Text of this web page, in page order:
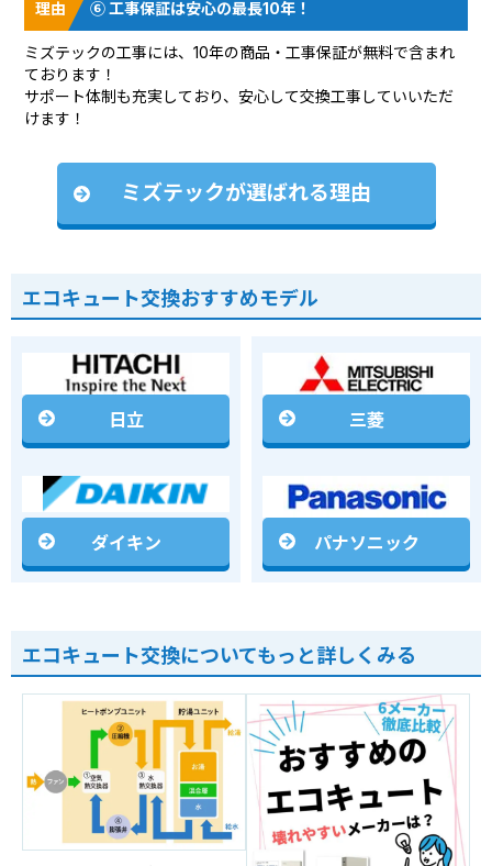
⑥ 工事保証は安心の最長10年！
ミズテックの工事には、10年の商品・工事保証が無料で含まれ
ております！
サポート体制も充実しており、安心して交換工事していいただ
けます！
ミズテックが選ばれる理由
エコキュート交換おすすめモデル
日立 三菱
ダイキン パナソニック
エコキュート交換についてもっと詳しくみる